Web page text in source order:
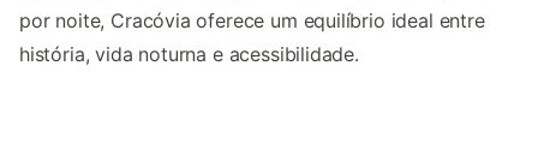
por noite, Cracóvia oferece um equilíbrio ideal entre
história, vida noturna e acessibilidade.